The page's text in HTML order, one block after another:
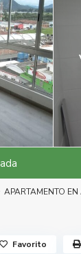
APARTAMENTO
Favorito